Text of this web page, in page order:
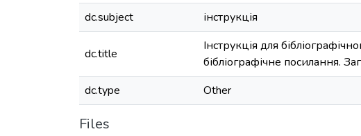
dc.subject
інструкція
dc.title
Інструкція для
бібліографічне посилання.
dc.type
Other
Files